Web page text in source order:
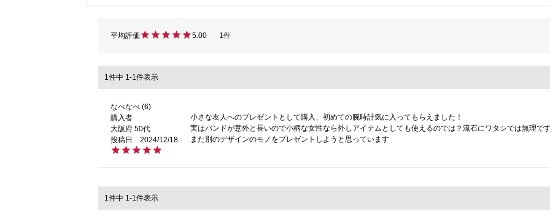
5.00 1
1件中 1-1件表示
なべなべ 6
購入者
大阪府 50代
投稿日
2024/12/18
小さな友人へのプレゼントとして購入、初めての腕時計気に入ってもらえました！
実はバンドが意外と長いので小柄な女性なら外しアイテムとしても使えるのでは？流石にワタシでは無理で
また別のデザインのモノをプレゼントしようと思っています
1件中 1-1件表示